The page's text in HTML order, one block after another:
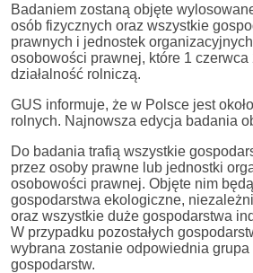
Badaniem zostaną objęte
osób fizycznych oraz wszystkie
prawnych i jednostek
osobowości prawnej, które 1 czerwca
działalność rolniczą.
GUS informuje, że w Polsce jest
rolnych. Najnowsza edycja badania
Do badania trafią wszystkie
przez osoby prawne lub jednostki
osobowości prawnej. Objęte nim
gospodarstwa ekologiczne,
oraz wszystkie duże gospodarstwa
W przypadku pozostałych
wybrana zostanie odpowiednia
gospodarstw.